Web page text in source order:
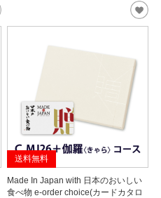
送料無料
Made In Japan with 日本のおいしい
食べ物 e-order choice(カードカタロ